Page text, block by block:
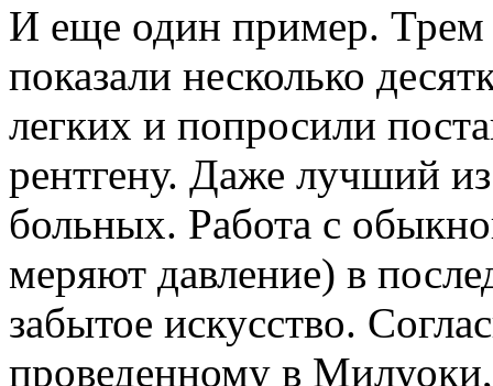
И еще один пример.
показали несколько
легких и попросили
рентгену. Даже лучший
больных. Работа с
меряют давление) в
забытое искусство.
проведенному в Милуоки,